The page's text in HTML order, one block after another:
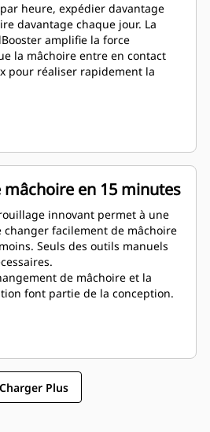
heure, expédier davantage
davantage chaque jour. La
amplifie la force
la mâchoire entre en contact
pour réaliser rapidement la
gravité aussi près que
maximales et un soutien
de démolition Cat complète.
la MP sont disponibles sur
Cat de nouvelle génération.
pour l'ensemble du
Cat local.
en 15 minutes
innovant permet à une
changer facilement de mâchoire
Seuls des outils manuels
de mâchoire et la
font partie de la conception.
types de mâchoire suivants :
Charger Plus